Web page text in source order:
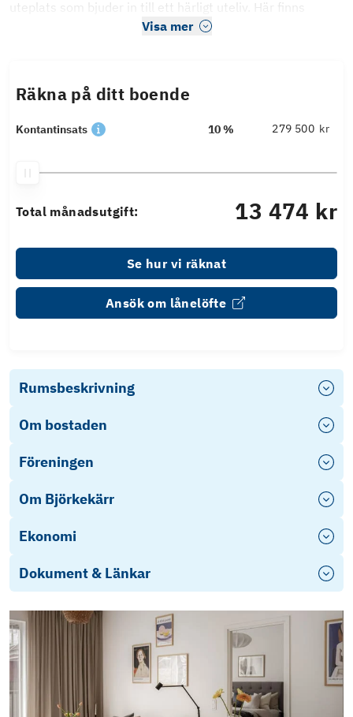
uteplats som bjuder in till ett härligt uteliv. Här finns
Visa mer
Räkna på ditt boende
Kontantinsats 10 % kr
Total månadsutgift: 13 474 kr
Se hur vi räknat
Ansök om lånelöfte
Rumsbeskrivning
Om bostaden
Föreningen
Om Björkekärr
Ekonomi
Dokument & Länkar
Stadgar 2017
Samlad PDF Års24/Stadgar/Energi
Bopärm Smörslottet